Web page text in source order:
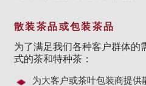
散装茶品或包装茶品
为了满足我们各种客户群体的
式的茶和特种茶：
为大客户或茶叶包装商提供